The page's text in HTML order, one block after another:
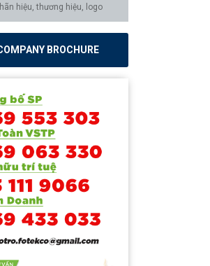
hiệu, thương hiệu, logo
BROCHURE